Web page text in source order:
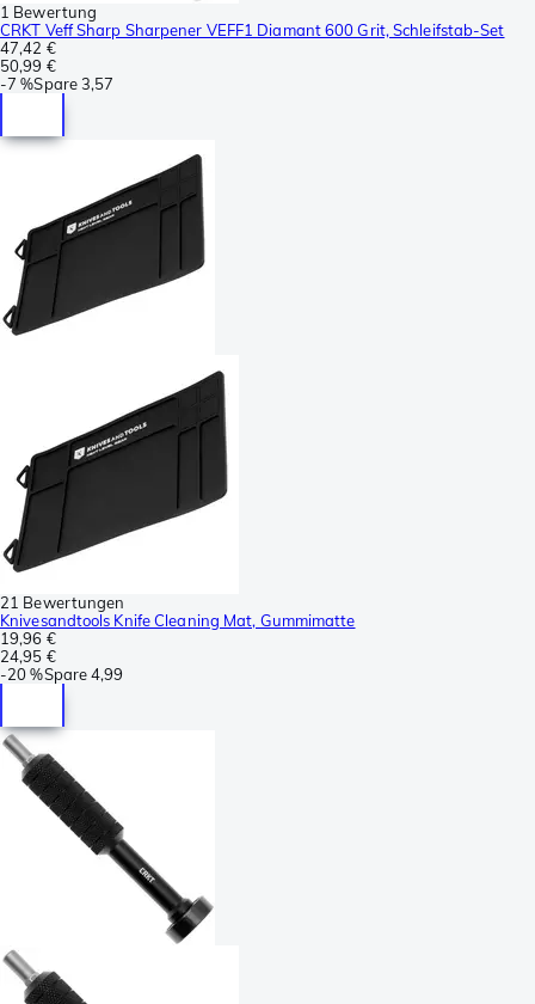
1 Bewertung
CRKT Veff Sharp Sharpener VEFF1 Diamant 600 Grit, Schleifstab-Set
47,42 €
50,99 €
-7 %Spare3,57
21 Bewertungen
Knivesandtools Knife Cleaning Mat, Gummimatte
19,96 €
24,95 €
-20 %Spare4,99